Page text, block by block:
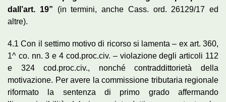
dall’art. 19” (in termini, anche Cass. ord. 26129/17 ed
altre).
4.1 Con il settimo motivo di ricorso si lamenta – ex art. 360,
1^ co. nn. 3 e 4 cod.proc.civ. – violazione degli articoli 112
e 324 cod.proc.civ., nonché contraddittorietà della
motivazione. Per avere la commissione tributaria regionale
riformato la sentenza di primo grado affermando